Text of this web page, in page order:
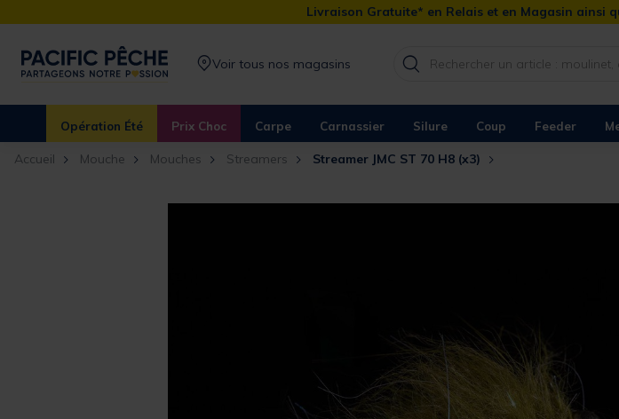
Livraison Gratuite* en Relais et en Magasin ainsi
Voir tous nos magasins
Opération Été Prix Choc Carpe Carnassier Silure Coup Feeder
Accueil Mouche Mouches Streamers Streamer JMC ST 70 H8 (x3)